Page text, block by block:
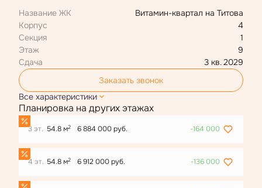
Название ЖК
Витамин-квартал на Титова
Корпус
4
Секция
1
Этаж
9
Сдача
3 кв. 2029
Заказать звонок
Все характеристики
Планировка на других этажах
3 эт. 54.8 м2 6 884 000 руб. -164 000
4 эт. 54.8 м2 6 912 000 руб. -136 000